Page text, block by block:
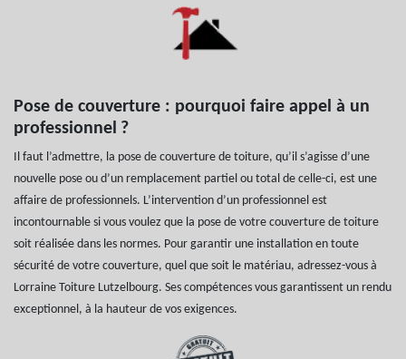
Pose de couverture : pourquoi faire appel à un
professionnel ?
Il faut l’admettre, la pose de couverture de toiture, qu’il s’agisse d’une
nouvelle pose ou d’un remplacement partiel ou total de celle-ci, est une
affaire de professionnels. L’intervention d’un professionnel est
incontournable si vous voulez que la pose de votre couverture de toiture
soit réalisée dans les normes. Pour garantir une installation en toute
sécurité de votre couverture, quel que soit le matériau, adressez-vous à
Lorraine Toiture Lutzelbourg. Ses compétences vous garantissent un rendu
exceptionnel, à la hauteur de vos exigences.